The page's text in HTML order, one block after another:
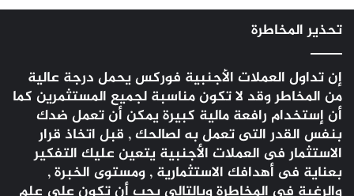
تحذير المخاطرة
إن تداول العملات الأجنبية فوركسيحمل درجة عالية
من المخاطر وقد لا تكون مناسبة لجميع المستثمرين كما
أن إستخدام رافعة مالية كبيرة يمكن أن تعمل ضدك
بنفس القدر التى تعمل به لصالحك , قبل اتخاذ قرار
الاستثمار فى العملات الأجنبية يتعين عليك التفكير
بعناية فى أهدافك الاستثمارية , ومستوى الخبرة ,